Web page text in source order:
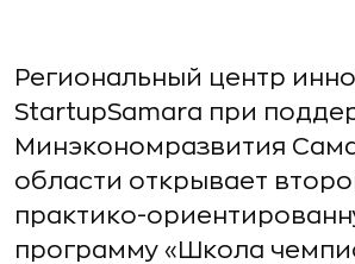
Региональный центр
StartupSamara при
Минэкономразвития
области открывает
практико-
программу «Школа